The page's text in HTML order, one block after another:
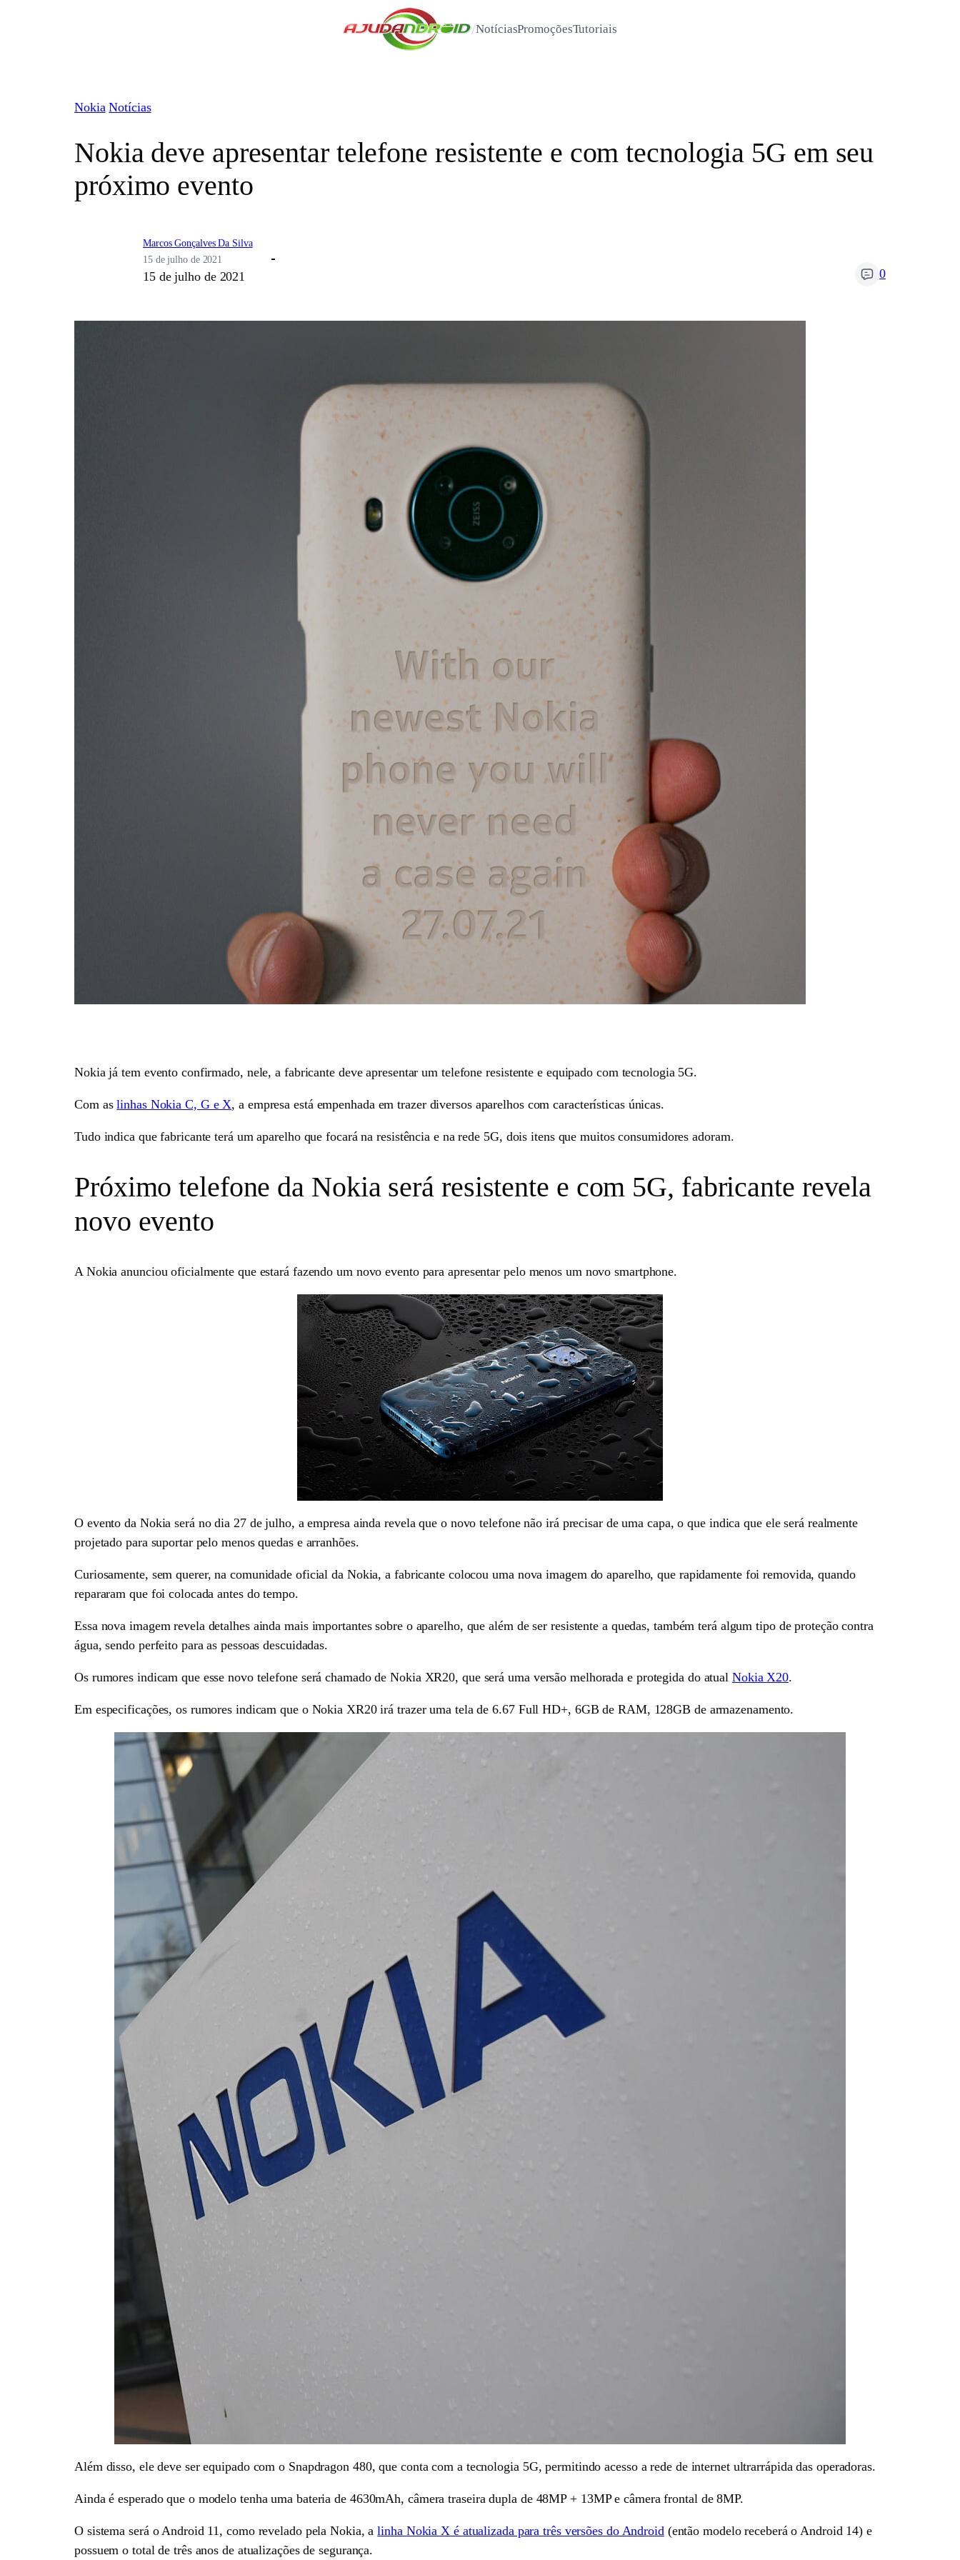
/NotíciasPromoçõesTutoriais
Nokia Notícias
Nokia deve apresentar telefone resistente e com tecnologia 5G em seu
próximo evento
Marcos Gonçalves Da Silva
15 de julho de 2021
15 de julho de 2021 0
Nokia já tem evento confirmado, nele, a fabricante deve apresentar um telefone resistente e equipado com tecnologia 5G.
Com aslinhas Nokia C, G e X, a empresa está empenhada em trazer diversos aparelhos com características únicas.
Tudo indica que fabricante terá um aparelho que focará na resistência e na rede 5G, dois itens que muitos consumidores adoram.
Próximo telefone da Nokia será resistente e com 5G, fabricante revela
novo evento
A Nokia anunciou oficialmente que estará fazendo um novo evento para apresentar pelo menos um novo smartphone.
O evento da Nokia será no dia 27 de julho, a empresa ainda revela que o novo telefone não irá precisar de uma capa, o que indica que ele será realmente
projetado para suportar pelo menos quedas e arranhões.
Curiosamente, sem querer, na comunidade oficial da Nokia, a fabricante colocou uma nova imagem do aparelho, que rapidamente foi removida, quando
repararam que foi colocada antes do tempo.
Essa nova imagem revela detalhes ainda mais importantes sobre o aparelho, que além de ser resistente a quedas, também terá algum tipo de proteção contra
água, sendo perfeito para as pessoas descuidadas.
Os rumores indicam que esse novo telefone será chamado de Nokia XR20, que será uma versão melhorada e protegida do atual Nokia X20.
Em especificações, os rumores indicam que o Nokia XR20 irá trazer uma tela de 6.67 Full HD+, 6GB de RAM, 128GB de armazenamento.
Além disso, ele deve ser equipado com o Snapdragon 480, que conta com a tecnologia 5G, permitindo acesso a rede de internet ultrarrápida das operadoras.
Ainda é esperado que o modelo tenha uma bateria de 4630mAh, câmera traseira dupla de 48MP + 13MP e câmera frontal de 8MP.
O sistema será o Android 11, como revelado pela Nokia, alinha Nokia X é atualizada para três versões do Android (então modelo receberá o Android 14) e
possuem o total de três anos de atualizações de segurança.